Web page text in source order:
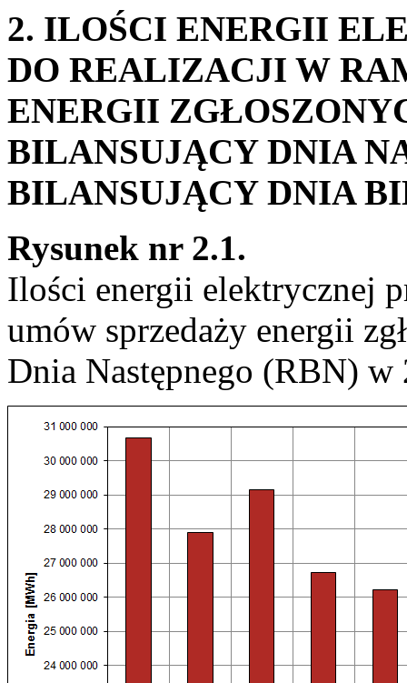
2. ILOŚCI ENERGII
DO REALIZACJI W
ENERGII
BILANSUJĄCY DNIA
BILANSUJĄCY DNIA
Rysunek nr 2.1.
Ilości energii elektrycznej
umów sprzedaży energii
Dnia Następnego (RBN) w